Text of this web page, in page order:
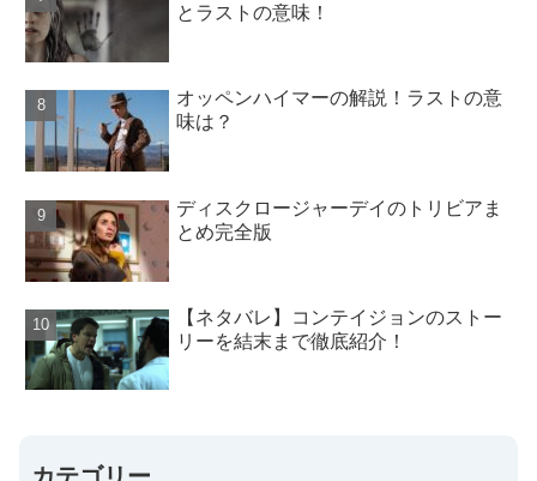
とラストの意味！
オッペンハイマーの解説！ラストの意
味は？
ディスクロージャーデイのトリビアま
とめ完全版
【ネタバレ】コンテイジョンのストー
リーを結末まで徹底紹介！